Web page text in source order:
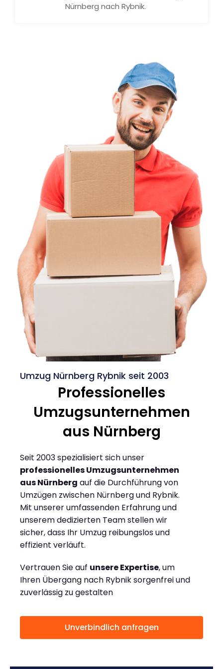
Nürnberg nach Rybnik.
Umzug Nürnberg Rybnik seit 2003
Professionelles
Umzugsunternehmen
aus Nürnberg
Seit 2003 spezialisiert sich unser
professionelles Umzugsunternehmen
aus Nürnberg auf die Durchführung von
Umzügen zwischen Nürnberg und Rybnik.
Mit unserer umfassenden Erfahrung und
unserem dedizierten Team stellen wir
sicher, dass Ihr Umzug reibungslos und
effizient verläuft.
Vertrauen Sie auf unsere Expertise, um
Ihren Übergang nach Rybnik sorgenfrei und
zuverlässig zu gestalten
Unverbindlich anfragen